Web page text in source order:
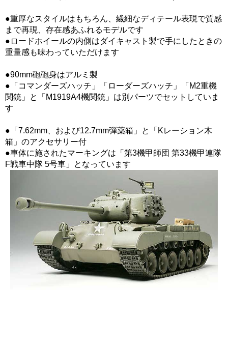
●重厚なスタイルはもちろん、繊細なディテール表現で質感
まで再現、存在感あふれるモデルです
●ロードホイールの内側はダイキャスト製で手にしたときの
重量感も味わっていただけます
●90mm砲砲身はアルミ製
●「コマンダーズハッチ」「ローダーズハッチ」「M2重機
関銃」と「M1919A4機関銃」は別パーツでセットしていま
す
●「7.62mm、および12.7mm弾薬箱」と「Kレーション木
箱」のアクセサリー付
●車体に施されたマーキングは「第3機甲師団 第33機甲連隊
F戦車中隊 5号車」となっています